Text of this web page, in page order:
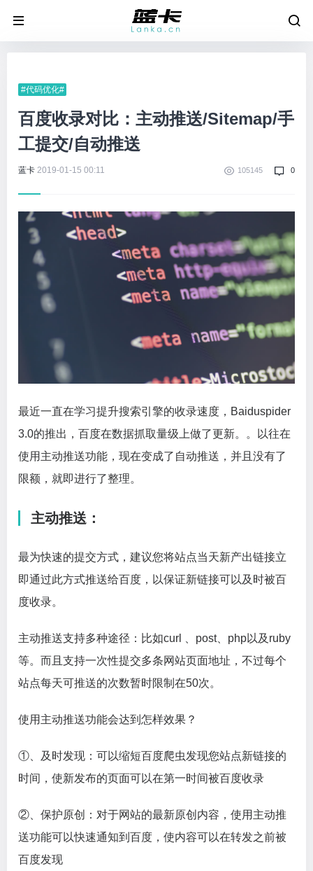
#代码优化#
百度收录对比：主动推送/Sitemap/手
工提交/自动推送
蓝卡 2019-01-15 00:11 105145 0
最近一直在学习提升搜索引擎的收录速度，Baiduspider
3.0的推出，百度在数据抓取量级上做了更新。。以往在
使用主动推送功能，现在变成了自动推送，并且没有了
限额，就即进行了整理。
主动推送：
最为快速的提交方式，建议您将站点当天新产出链接立
即通过此方式推送给百度，以保证新链接可以及时被百
度收录。
主动推送支持多种途径：比如curl 、post、php以及ruby
等。而且支持一次性提交多条网站页面地址，不过每个
站点每天可推送的次数暂时限制在50次。
使用主动推送功能会达到怎样效果？
①、及时发现：可以缩短百度爬虫发现您站点新链接的
时间，使新发布的页面可以在第一时间被百度收录
②、保护原创：对于网站的最新原创内容，使用主动推
送功能可以快速通知到百度，使内容可以在转发之前被
百度发现